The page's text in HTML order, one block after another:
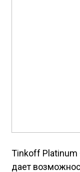
Tinkoff Platinum
дает